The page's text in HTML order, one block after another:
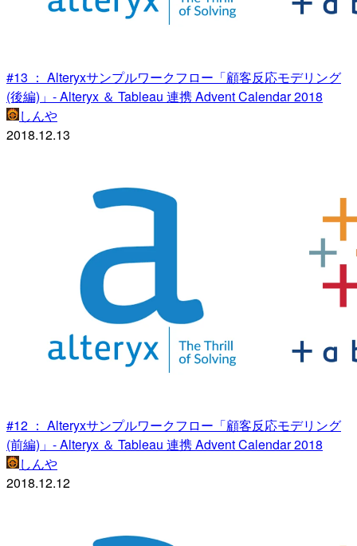
#13 ： Alteryxサンプルワークフロー「顧客反応モデリング
(後編)」- Alteryx ＆ Tableau 連携 Advent Calendar 2018
しんや
2018.12.13
#12 ： Alteryxサンプルワークフロー「顧客反応モデリング
(前編)」- Alteryx ＆ Tableau 連携 Advent Calendar 2018
しんや
2018.12.12